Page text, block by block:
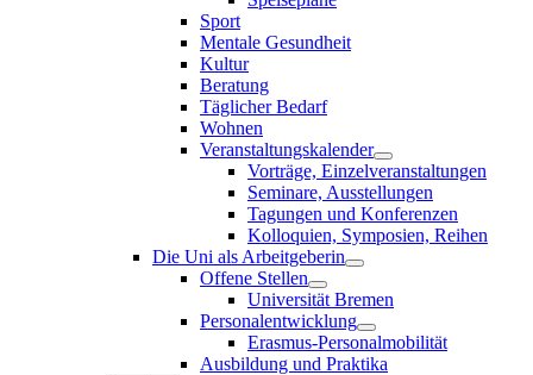
Sport
Mentale Gesundheit
Kultur
Beratung
Täglicher Bedarf
Wohnen
Veranstaltungskalender
Vorträge, Einzelveranstaltungen
Seminare, Ausstellungen
Tagungen und Konferenzen
Kolloquien, Symposien, Reihen
Die Uni als Arbeitgeberin
Offene Stellen
Universität Bremen
Personalentwicklung
Erasmus-Personalmobilität
Ausbildung und Praktika